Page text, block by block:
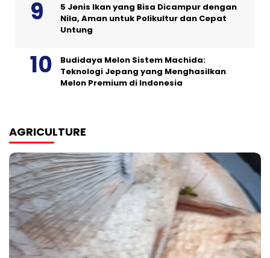
5 Jenis Ikan yang Bisa Dicampur dengan
Nila, Aman untuk Polikultur dan Cepat
Untung
Budidaya Melon Sistem Machida:
Teknologi Jepang yang Menghasilkan
Melon Premium di Indonesia
AGRICULTURE